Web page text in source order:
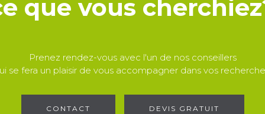
que vous
Prenez rendez-vous avec l'un de nos conseillers
se fera un plaisir de vous accompagner dans vos
CONTACT DEVIS GRATUIT